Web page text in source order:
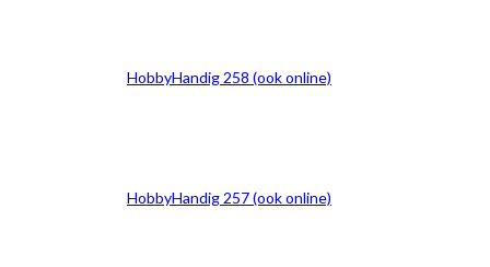
HobbyHandig 258 (ook online)
HobbyHandig 257 (ook online)